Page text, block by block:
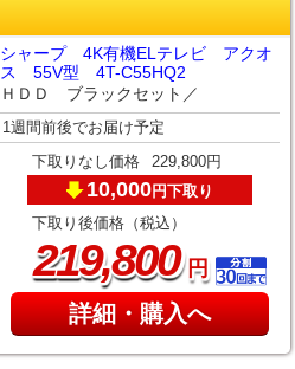
シャープ 4K有機ELテレビ アクオ
ス 55V型 4T-C55HQ2
ＨＤＤ ブラックセット／
1週間前後でお届け予定
下取りなし価格 229,800円
10,000円下取り
下取り後価格（税込）
219,800円
詳細・購入へ